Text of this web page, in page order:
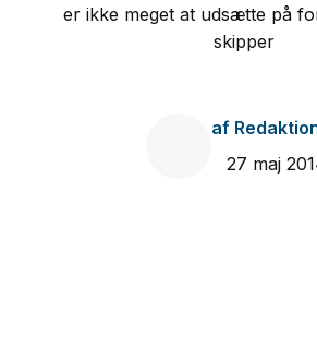
er ikke meget at udsætte på
skipper
af
27 maj